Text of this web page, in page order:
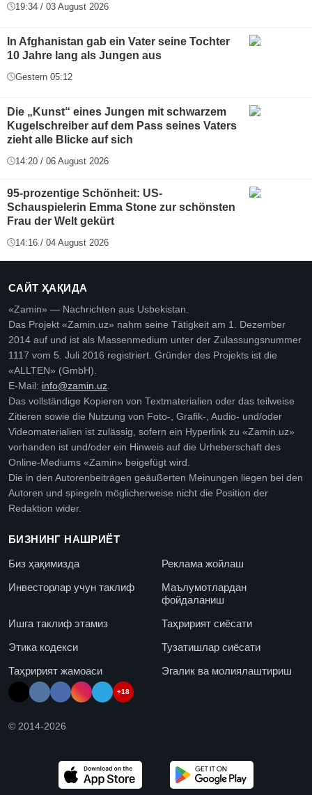
19:34 / 03 August 2026
In Afghanistan gab ein Vater seine Tochter
10 Jahre lang als Jungen aus
Gestern 05:12
Die „Kunst“ eines Jungen mit schwarzem
Kugelschreiber auf dem Pass seines Vaters
zieht alle Blicke auf sich
14:20 / 06 August 2026
95-prozentige Schönheit: US-
Schauspielerin Emma Stone zur schönsten
Frau der Welt gekürt
14:16 / 04 August 2026
САЙТ ҲАҚИДА
«Zamin» — Nachrichten aus Usbekistan.
Das Projekt «Zamin.uz» nahm seine Tätigkeit am 1. Dezember
2014 auf und ist als Massenmedium unter der Zulassungsnummer
1117 vom 5. Juli 2016 registriert. Gründer des Projekts ist die
«ALLTEN» (GmbH).
E-Mail: info@zamin.uz
Das vollständige Kopieren von Textmaterialien oder das teilweise
Zitieren sowie die Nutzung von Foto-, Grafik-, Audio- und/oder
Videomaterialien ist zulässig, sofern ein Hyperlink zu «Zamin.uz»
vorhanden ist und/oder ein Hinweis auf die Urheberschaft des
Online-Mediums «Zamin» beigefügt wird.
Die in den Autorenbeiträgen geäußerten Meinungen liegen bei den
Autoren und spiegeln möglicherweise nicht die Position der
Redaktion wider.
БИЗНИНГ НАШРИЁТ
Биз ҳақимизда
Реклама жойлаш
Инвесторлар учун таклиф
Маълумотлардан
фойдаланиш
Ишга таклиф этамиз
Таҳририят сиёсати
Этика кодекси
Тузатишлар сиёсати
Таҳририят жамоаси
Эгалик ва молиялаштириш
+18
© 2014-2026